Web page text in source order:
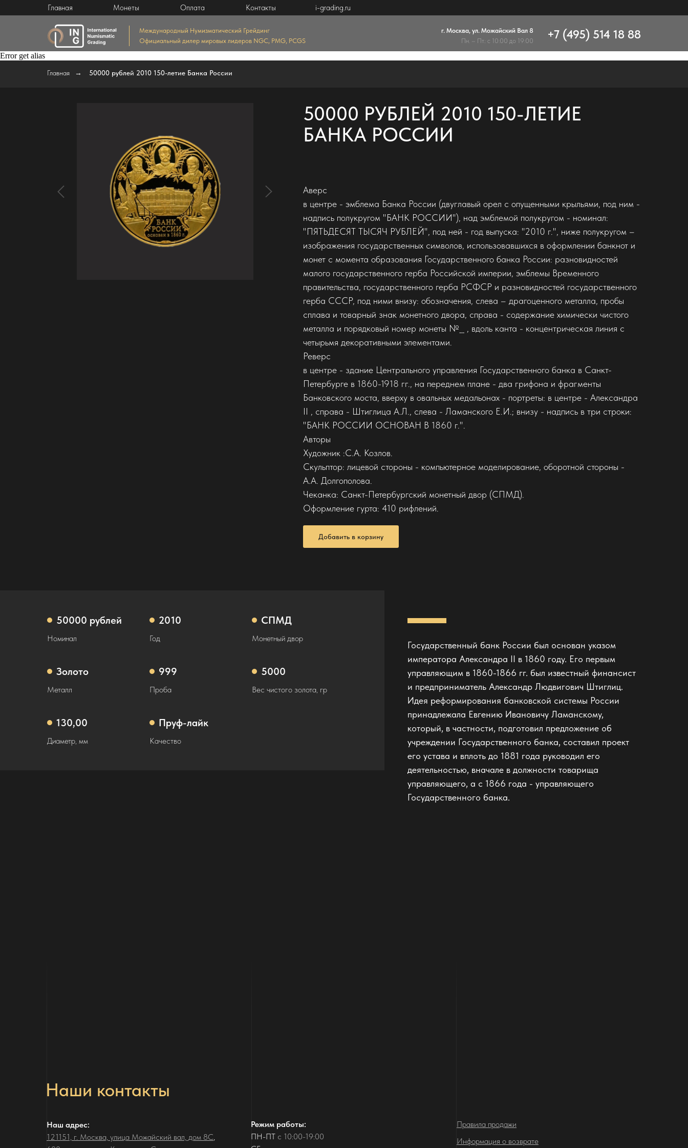
Международный Нумизматический Грейдинг
Официальный дилер мировых лидеров NGC, PMG, PCGS
+7 (495) 514 18 88
г. Москва, ул. Можайский Вал 8
Пн. – Пт.: с 10:00 до 19:00
Главная Монеты Контакты i-grading.ru
Оплата
Error get alias
Главная → 50000 рублей 2010 150-летие Банка России
50000 РУБЛЕЙ 2010 150-ЛЕТИЕ
БАНКА РОССИИ
Аверс
в центре - эмблема Банка России (двуглавый орел с опущенными крыльями, под ним -
надпись полукругом "БАНК РОССИИ"), над эмблемой полукругом - номинал:
"ПЯТЬДЕСЯТ ТЫСЯЧ РУБЛЕЙ", под ней - год выпуска: "2010 г.", ниже полукругом –
изображения государственных символов, использовавшихся в оформлении банкнот и
монет с момента образования Государственного банка России: разновидностей
малого государственного герба Российской империи, эмблемы Временного
правительства, государственного герба РСФСР и разновидностей государственного
герба СССР, под ними внизу: обозначения, слева – драгоценного металла, пробы
сплава и товарный знак монетного двора, справа - содержание химически чистого
металла и порядковый номер монеты №__ , вдоль канта - концентрическая линия с
четырьмя декоративными элементами.
Реверс
в центре - здание Центрального управления Государственного банка в Санкт-
Петербурге в 1860-1918 гг., на переднем плане - два грифона и фрагменты
Банковского моста, вверху в овальных медальонах - портреты: в центре - Александра
II , справа - Штиглица А.Л., слева - Ламанского Е.И.; внизу - надпись в три строки:
"БАНК РОССИИ ОСНОВАН В 1860 г.".
Авторы
Художник :С.А. Козлов.
Скульптор: лицевой стороны - компьютерное моделирование, оборотной стороны -
А.А. Долгополова.
Чеканка: Санкт-Петербургский монетный двор (СПМД).
Оформление гурта: 410 рифлений.
Добавить в корзину
50000 рублей
Номинал
2010
Год
СПМД
Монетный двор
Золото
Металл
999
Проба
5000
Вес чистого золота, гр
130,00
Диаметр, мм
Пруф-лайк
Качество
Государственный банк России был основан указом
императора Александра II в 1860 году. Его первым
управляющим в 1860-1866 гг. был известный финансист
и предприниматель Александр Людвигович Штиглиц.
Идея реформирования банковской системы России
принадлежала Евгению Ивановичу Ламанскому,
который, в частности, подготовил предложение об
учреждении Государственного банка, составил проект
его устава и вплоть до 1881 года руководил его
деятельностью, вначале в должности товарища
управляющего, а с 1866 года - управляющего
Государственного банка.
Наши контакты
Наш адрес:
121151, г. Москва, улица Можайский вал, дом 8С,
Режим работы:
ПН-ПТ с 10:00-19:00
Правила продажи
Информация о возврате